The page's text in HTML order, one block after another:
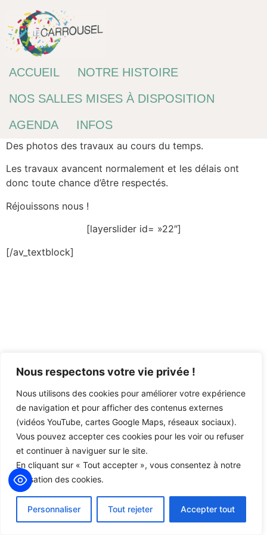
Nous respectons votre vie privée !
Nous utilisons des cookies pour améliorer votre expérience
de navigation et pour afficher des contenus externes
(vidéos YouTube, cartes Google Maps, réseaux sociaux).
Vous pouvez accepter ces cookies pour les voir ou refuser
et continuer à naviguer sur le site.
En cliquant sur « Tout accepter », vous consentez à notre
utilisation des cookies.
Personnaliser Tout rejeter Accepter tout
contenu
ACCUEIL
NOTRE HISTOIRE
NOS SALLES MISES À DISPOSITION
AGENDA
INFOS
Des photos des travaux au cours du temps.
Les travaux avancent normalement et les délais ont
donc toute chance d’être respectés.
Réjouissons nous !
[layerslider id= »22″]
[/av_textblock]